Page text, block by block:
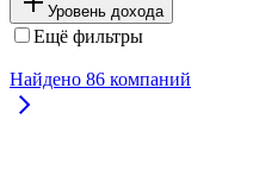
Уровень дохода
Ещё фильтры
Найдено 86 компаний